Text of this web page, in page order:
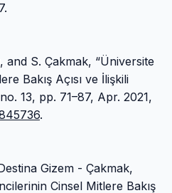
and S. Çakmak, “Üniversite
Bakış Açısı ve İlişkili
13, pp. 71–87, Apr. 2021,
.
Gizem - Çakmak,
Cinsel Mitlere Bakış